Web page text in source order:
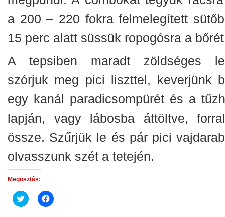
a 200 – 220 fokra felmelegített
15 perc alatt süssük ropogósra a
A tepsiben maradt zöldséges
szórjuk meg pici liszttel, keverjünk
egy kanál paradicsompürét és a
lapján, vagy lábosba áttöltve,
össze. Szűrjük le és pár pici
olvasszunk szét a tetején.
Megosztás:
Click
to
Click
to